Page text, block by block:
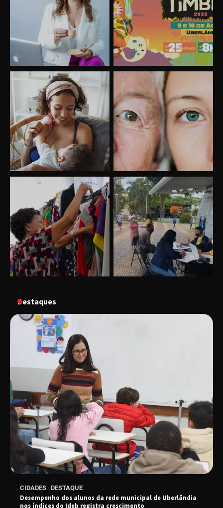
Destaques
CIDADES DESTAQUE
Desempenho dos alunos da rede municipal de Uberlândia
nos índices do Ideb registra crescimento
Uberlândia recebe o projeto “Experiência Rio”
no dia 17 de junho
“Vozes pela Vida” celebra 10 anos com show
em Uberlândia
“Vem pra Praça!” reunirá arte, cultura e
gastronomia de Uberlândia em dois dias de
evento gratuito
“Uma prosa de valor” é o tema da roda de
sucesso absoluto em 2025
Senac em Uberlândia oferece curso gratuito
de Tricologia e Terapia Capilar
Uberlândia recebe em agosto turnê de 30 anos
do Grupo Soweto
EMCANTAR estreia espetáculo de lançamento
do novo álbum Abraço no Planeta